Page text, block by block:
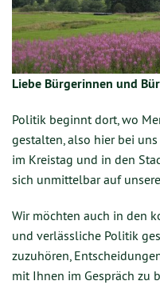
Liebe Bürgerinnen und
Politik beginnt dort, wo
gestalten, also hier bei
im Kreistag und in den
sich unmittelbar auf
Wir möchten auch in den
und verlässliche Politik
zuzuhören,
mit Ihnen im Gespräch zu